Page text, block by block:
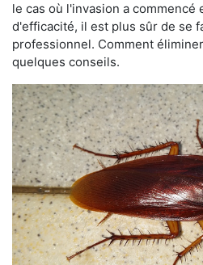
le cas où l'invasion a commencé
d'efficacité, il est plus sûr de se
professionnel. Comment
quelques conseils.